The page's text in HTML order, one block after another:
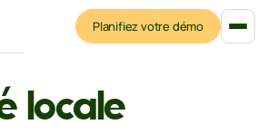
Planifiez votre démo
locale